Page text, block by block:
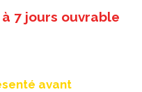
7 jours ouvrable
avant